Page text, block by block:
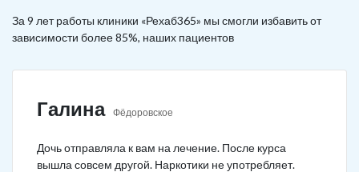
За 9 лет работы клиники «Рехаб365» мы смогли избавить от
зависимости более 85%, наших пациентов
Галина Фёдоровское
Дочь отправляла к вам на лечение. После курса
вышла совсем другой. Наркотики не употребляет.